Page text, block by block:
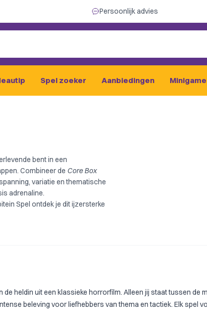
Persoonlijk advies
Spel zoeker Aanbiedingen Minigame
bent in een
Combineer de Core Box
variatie en thematische
adrenaline.
Spel ontdek je dit ijzersterke
de heldin uit een klassieke horrorfilm. Alleen jij staat tussen
beleving voor liefhebbers van thema en tactiek. Elk spel